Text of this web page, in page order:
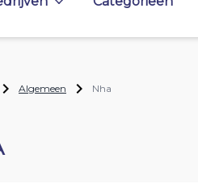
Algemeen Nha